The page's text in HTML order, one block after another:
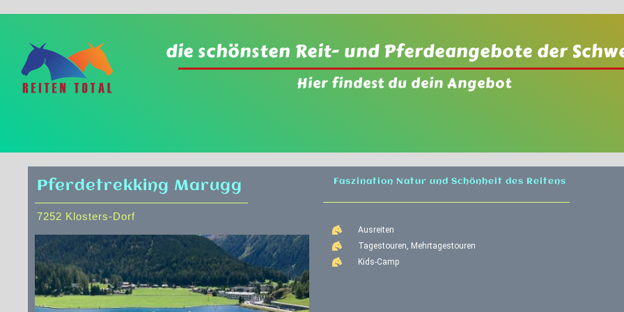
die schönsten Reit- und Pferdeangebote der
Hier findest du dein Angebot
7252 Klosters-Dorf
Pferdetrekking Marugg Faszination Natur und Schönheit des Reitens
Ausreiten
Tagestouren, Mehrtagestouren
Kids-Camp